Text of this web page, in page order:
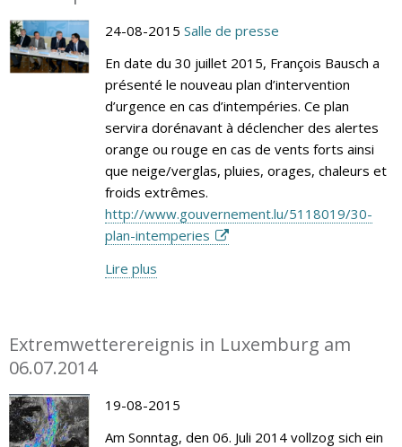
24-08-2015 Salle de presse
En date du 30 juillet 2015, François Bausch a
présenté le nouveau plan d’intervention
d’urgence en cas d’intempéries. Ce plan
servira dorénavant à déclencher des alertes
orange ou rouge en cas de vents forts ainsi
que neige/verglas, pluies, orages, chaleurs et
froids extrêmes.
http://www.gouvernement.lu/5118019/30-
plan-intemperies
Lire plus
Extremwetterereignis in Luxemburg am
06.07.2014
19-08-2015
Am Sonntag, den 06. Juli 2014 vollzog sich ein